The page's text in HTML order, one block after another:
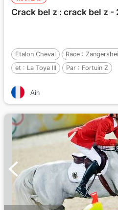
Crack bel z : crack bel z -
Etalon Cheval Race :
et : La Toya III Par : Fortuin Z
Ain